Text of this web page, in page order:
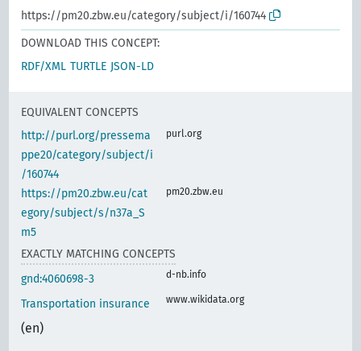
https://pm20.zbw.eu/category/subject/i/160744
DOWNLOAD THIS CONCEPT:
RDF/XML TURTLE JSON-LD
EQUIVALENT CONCEPTS
http://purl.org/pressema
ppe20/category/subject/i
/160744
purl.org
https://pm20.zbw.eu/cat
egory/subject/s/n37a_S
m5
pm20.zbw.eu
EXACTLY MATCHING CONCEPTS
gnd:4060698-3
d-nb.info
Transportation insurance
(en)
www.wikidata.org